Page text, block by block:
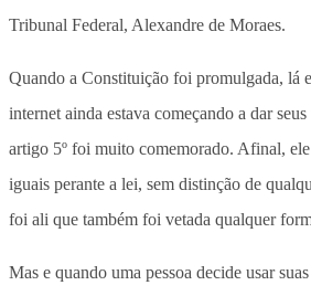
Tribunal Federal, Alexandre de Moraes.
Quando a Constituição foi promulgada, lá
internet ainda estava começando a dar
artigo 5º foi muito comemorado. Afinal,
iguais perante a lei, sem distinção de
foi ali que também foi vetada qualquer
Mas e quando uma pessoa decide usar